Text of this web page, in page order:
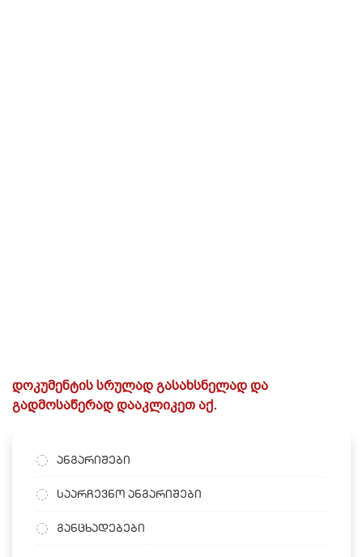
დოკუმენტის სრულად გასახსნელად და
გადმოსაწერად დააკლიკეთ აქ.
ანგარიშები
საარჩევნო ანგარიშები
განცხადებები